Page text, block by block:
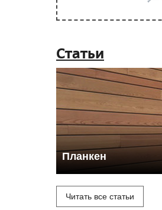
Статьи
Планкен
Читать все статьи